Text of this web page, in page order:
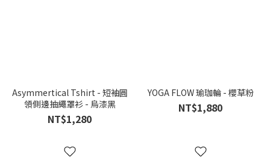
Asymmertical Tshirt - 短袖圓
領側邊抽繩罩衫 - 烏漆黑
NT$1,280
YOGA FLOW 瑜珈輪 - 櫻草粉
NT$1,880